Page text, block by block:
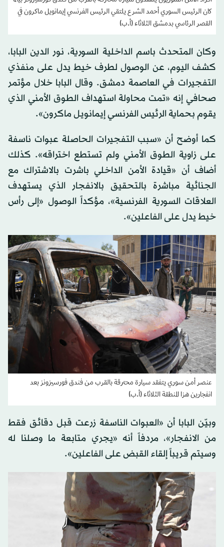
كان الرئيس السوري أحمد الشرع يلتقي الرئيس الفرنسي إيمانويل ماكرون في
القصر الرئاسي بدمشق الثلاثاء (أ.ب)
وكان المتحدث باسم الداخلية السورية، نور الدين البابا،
كشف اليوم، عن الوصول لطرف خيط يدل على منفذي
التفجيرات في العاصمة دمشق. وقال البابا خلال مؤتمر
صحافي إنه «تمت محاولة استهداف الطوق الأمني الذي
يقوم بحماية الرئيس الفرنسي إيمانويل ماكرون».
كما أوضح أن «سبب التفجيرات الحاصلة عبوات ناسفة
على زاوية الطوق الأمني ولم تستطع اختراقه». كذلك
أضاف أن «قيادة الأمن الداخلي باشرت بالاشتراك مع
الجنائية مباشرة بالتحقيق بالانفجار الذي يستهدف
العلاقات السورية الفرنسية»، مؤكداً الوصول «إلى رأس
خيط يدل على الفاعلين».
عنصر أمن سوري يتفقد سيارة محترقة بالقرب من فندق فورسيزونز بعد
انفجارين هزا المنطقة الثلاثاء (أ.ب)
وبيّن البابا أن «العبوات الناسفة زرعت قبل دقائق فقط
من الانفجار»، مردفاً أنه «يجري متابعة ما وصلنا له
وسيتم قريباً إلقاء القبض على الفاعلين».